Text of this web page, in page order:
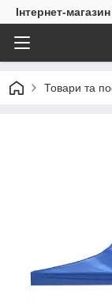
Інтернет-
Товари та